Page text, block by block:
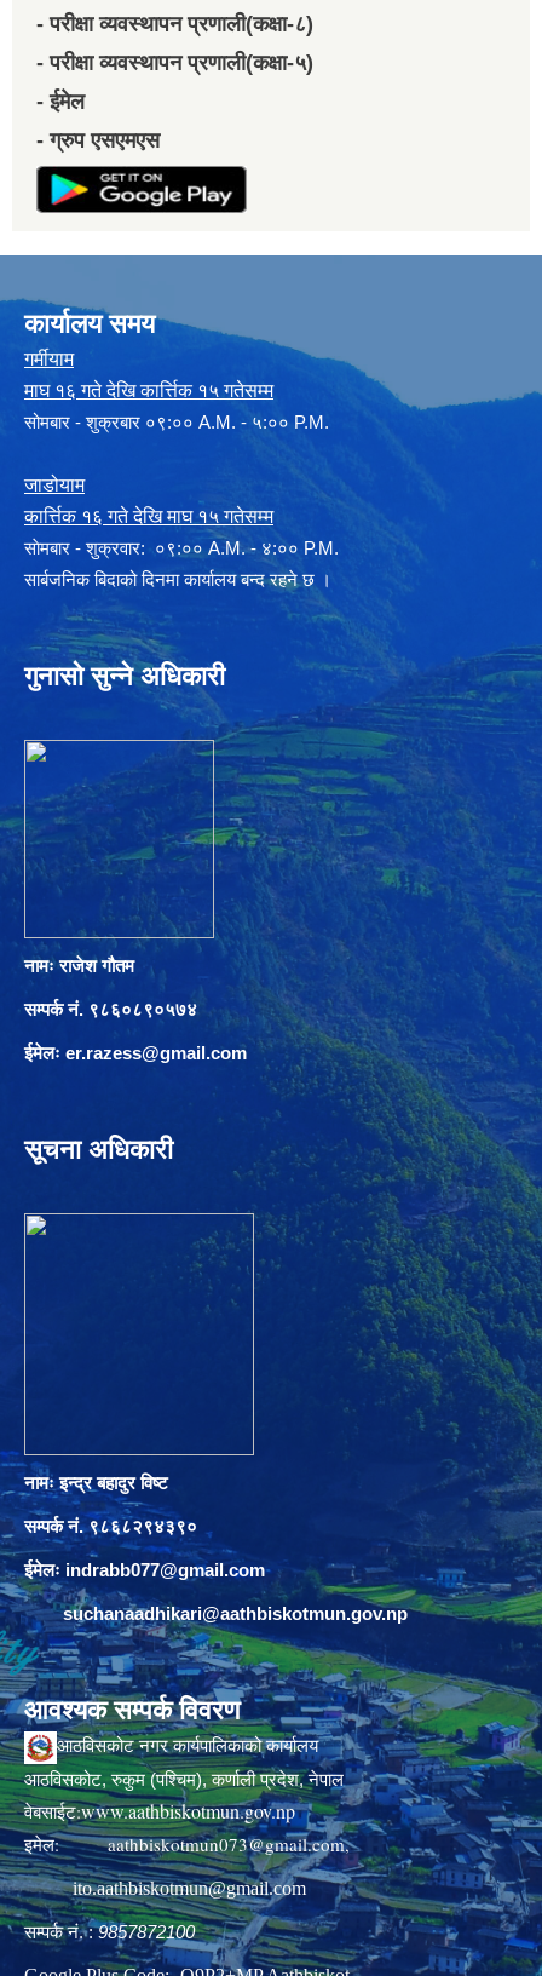
- परीक्षा व्यवस्थापन प्रणाली(कक्षा-८)
- परीक्षा व्यवस्थापन प्रणाली(कक्षा-५)
- ईमेल
- ग्रुप एसएमएस
कार्यालय समय
गर्मीयाम
माघ १६ गते देखि कार्त्तिक १५ गतेसम्म
सोमबार - शुक्रबार ०९:०० A.M. - ५:०० P.M.
जाडोयाम
कार्त्तिक १६ गते देखि माघ १५ गतेसम्म
साेमबार - शुक्रवार: ०९:०० A.M. - ४:०० P.M.
सार्बजनिक बिदाको दिनमा कार्यालय बन्द रहने छ ।
गुनासो सुन्ने अधिकारी
नामः राजेश गौतम
सम्पर्क नं. ९८६०८९०५७४
ईमेलः er.razess@gmail.com
सूचना अधिकारी
नामः इन्द्र बहादुर विष्ट
सम्पर्क नं. ९८६८२९४३९०
ईमेलः indrabb077@gmail.com
suchanaadhikari@aathbiskotmun.gov.np
आवश्यक सम्पर्क विवरण
आठविसकोट नगर कार्यपालिकाको कार्यालय
आठविसकोट, रुकुम (पश्चिम), कर्णाली प्रदेश, नेपाल
वेबसाईट:www.aathbiskotmun.gov.np
इमेल:aathbiskotmun073@gmail.com,
ito.aathbiskotmun@gmail.com
सम्पर्क नं. :9857872100